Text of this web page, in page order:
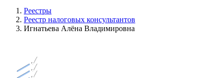
Реестры
Реестр налоговых консультантов
Игнатьева Алёна Владимировна